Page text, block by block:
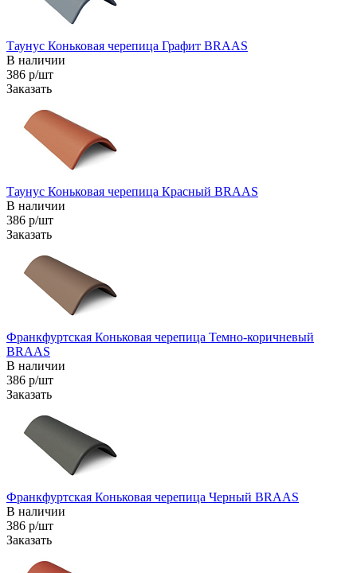
Таунус Коньковая черепица Графит BRAAS
В наличии
386 р/шт
Заказать
Таунус Коньковая черепица Красный BRAAS
В наличии
386 р/шт
Заказать
Франкфуртская Коньковая черепица Темно-коричневый
BRAAS
В наличии
386 р/шт
Заказать
Франкфуртская Коньковая черепица Черный BRAAS
В наличии
386 р/шт
Заказать